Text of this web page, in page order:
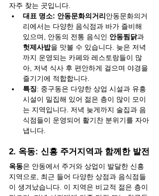
자주 찾는 곳입니다.
대표 명소: 안동문화의거리안동문화의거
리에서는 다양한 음식점과 바가 즐비해
있으며, 안동의 전통 음식인 안동찜닭과
헛제사밥을 맛볼 수 있습니다. 늦은 저녁
까지 운영되는 카페와 레스토랑들이 많
아, 저녁 식사 후 편안하게 걸으며 야경을
즐기기에 적합합니다.
특징: 중구동은 다양한 상업 시설과 유흥
시설이 밀집해 있어 젊은 층이 많이 모이
는 지역입니다. 저녁 늦게까지 술집과 음
식점들이 운영되어 활기찬 분위기를 자아
냅니다.
2. 옥동: 신흥 주거지역과 함께한 발전
옥동은 안동에서 주거와 상업이 발달한 신흥
지역으로, 최근 들어 다양한 상점과 음식점들
이 생겨났습니다. 이 지역은 비교적 젊은 층이